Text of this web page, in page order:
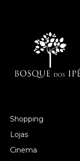
Shopping
Lojas
Cinema